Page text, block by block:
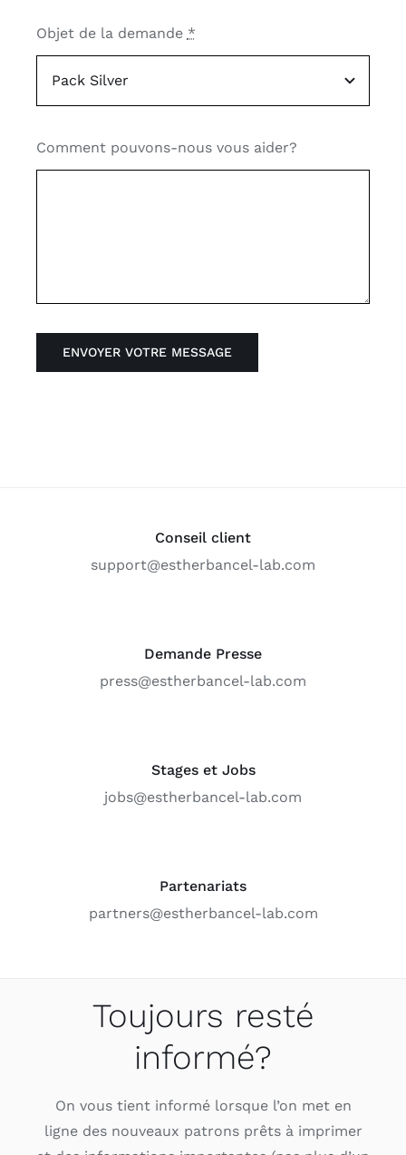
Objet de la demande *
Comment pouvons-nous vous aider?
ENVOYER VOTRE MESSAGE
Conseil client
support@estherbancel-lab.com
Demande Presse
press@estherbancel-lab.com
Stages et Jobs
jobs@estherbancel-lab.com
Partenariats
partners@estherbancel-lab.com
Toujours resté
informé?
On vous tient informé lorsque l’on met en
ligne des nouveaux patrons prêts à imprimer